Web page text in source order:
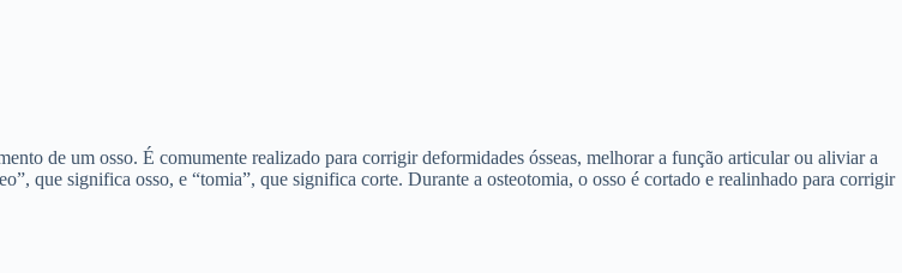
de um osso. É comumente realizado para corrigir deformidades ósseas, melhorar a função articular ou aliviar a
que significa osso, e “tomia”, que significa corte. Durante a osteotomia, o osso é cortado e realinhado para corrigir